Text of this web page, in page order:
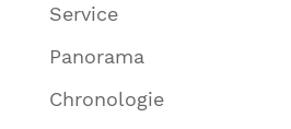
Service
Panorama
Chronologie